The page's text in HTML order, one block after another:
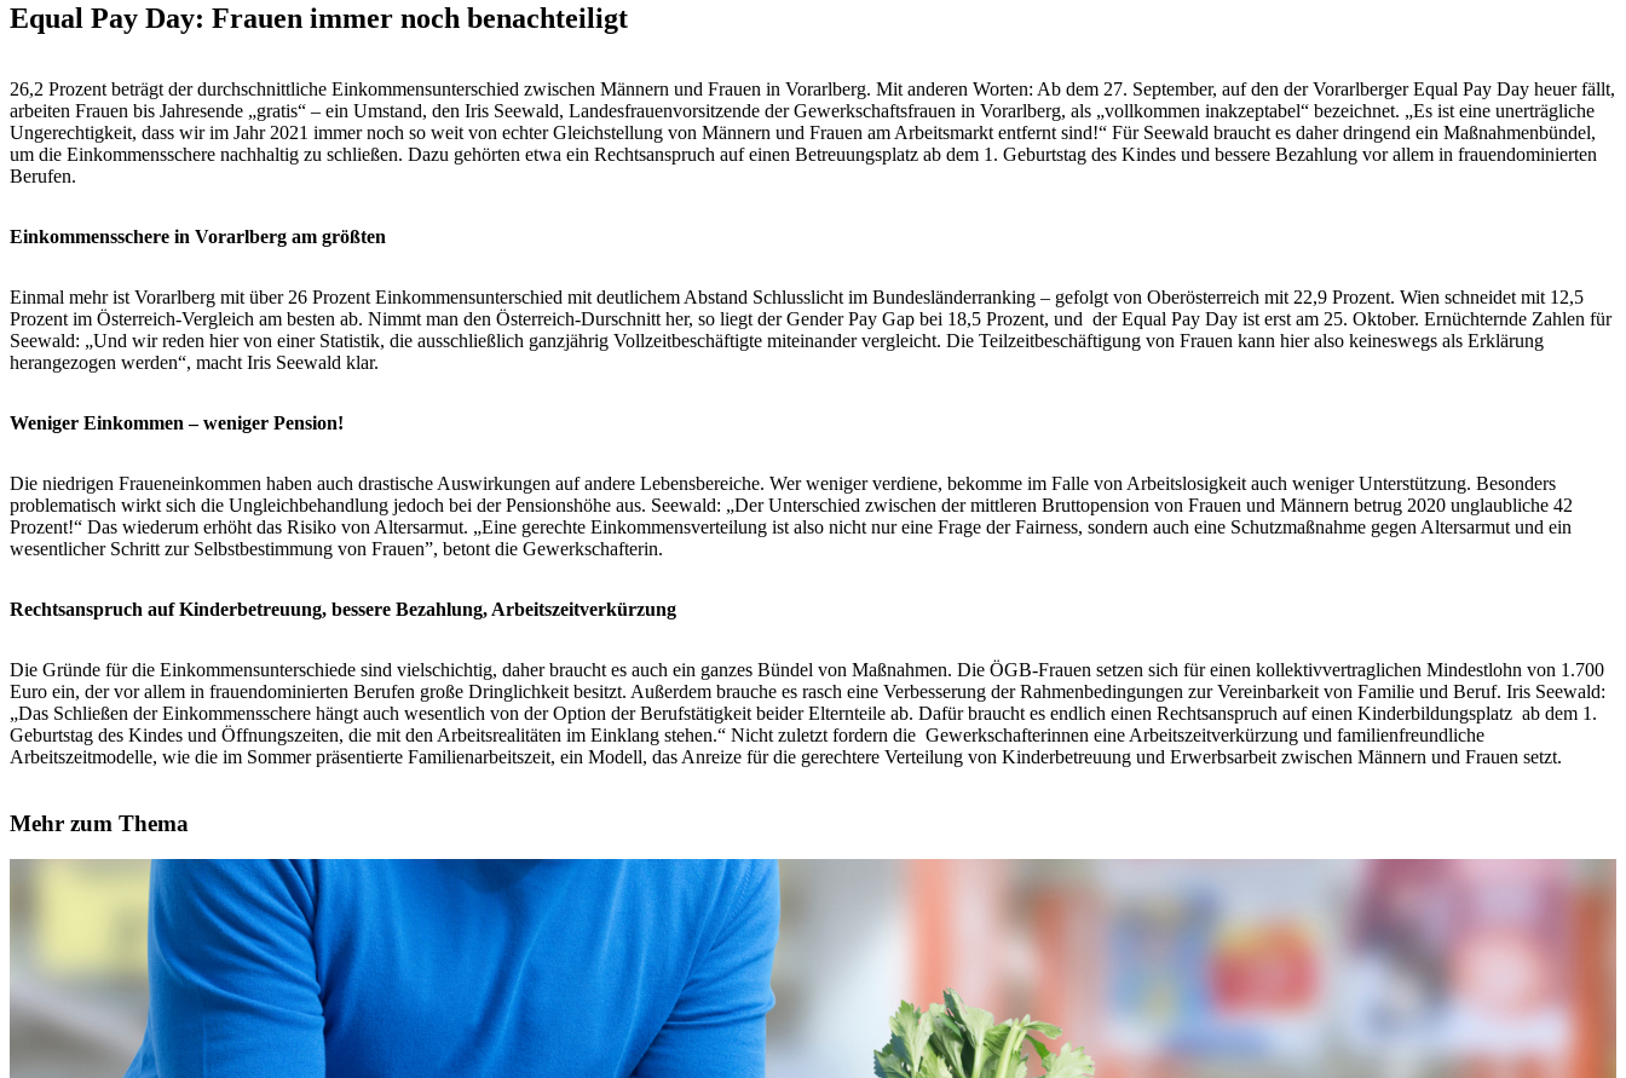
Equal Pay Day: Frauen immer noch benachteiligt
26,2 Prozent beträgt der durchschnittliche Einkommensunterschied zwischen Männern und Frauen in Vorarlberg. Mit anderen Worten: Ab dem 27. September, auf den der Vorarlberger Equal Pay Day heuer fällt,
arbeiten Frauen bis Jahresende „gratis“ – ein Umstand, den Iris Seewald, Landesfrauenvorsitzende der Gewerkschaftsfrauen in Vorarlberg, als „vollkommen inakzeptabel“ bezeichnet. „Es ist eine unerträgliche
Ungerechtigkeit, dass wir im Jahr 2021 immer noch so weit von echter Gleichstellung von Männern und Frauen am Arbeitsmarkt entfernt sind!“ Für Seewald braucht es daher dringend ein Maßnahmenbündel,
um die Einkommensschere nachhaltig zu schließen. Dazu gehörten etwa ein Rechtsanspruch auf einen Betreuungsplatz ab dem 1. Geburtstag des Kindes und bessere Bezahlung vor allem in frauendominierten
Berufen.
Einkommensschere in Vorarlberg am größten
Einmal mehr ist Vorarlberg mit über 26 Prozent Einkommensunterschied mit deutlichem Abstand Schlusslicht im Bundesländerranking – gefolgt von Oberösterreich mit 22,9 Prozent. Wien schneidet mit 12,5
Prozent im Österreich-Vergleich am besten ab. Nimmt man den Österreich-Durschnitt her, so liegt der Gender Pay Gap bei 18,5 Prozent, und der Equal Pay Day ist erst am 25. Oktober. Ernüchternde Zahlen für
Seewald: „Und wir reden hier von einer Statistik, die ausschließlich ganzjährig Vollzeitbeschäftigte miteinander vergleicht. Die Teilzeitbeschäftigung von Frauen kann hier also keineswegs als Erklärung
herangezogen werden“, macht Iris Seewald klar.
Weniger Einkommen – weniger Pension!
Die niedrigen Fraueneinkommen haben auch drastische Auswirkungen auf andere Lebensbereiche. Wer weniger verdiene, bekomme im Falle von Arbeitslosigkeit auch weniger Unterstützung. Besonders
problematisch wirkt sich die Ungleichbehandlung jedoch bei der Pensionshöhe aus. Seewald: „Der Unterschied zwischen der mittleren Bruttopension von Frauen und Männern betrug 2020 unglaubliche 42
Prozent!“ Das wiederum erhöht das Risiko von Altersarmut. „Eine gerechte Einkommensverteilung ist also nicht nur eine Frage der Fairness, sondern auch eine Schutzmaßnahme gegen Altersarmut und ein
wesentlicher Schritt zur Selbstbestimmung von Frauen”, betont die Gewerkschafterin.
Rechtsanspruch auf Kinderbetreuung, bessere Bezahlung, Arbeitszeitverkürzung
Die Gründe für die Einkommensunterschiede sind vielschichtig, daher braucht es auch ein ganzes Bündel von Maßnahmen. Die ÖGB-Frauen setzen sich für einen kollektivvertraglichen Mindestlohn von 1.700
Euro ein, der vor allem in frauendominierten Berufen große Dringlichkeit besitzt. Außerdem brauche es rasch eine Verbesserung der Rahmenbedingungen zur Vereinbarkeit von Familie und Beruf. Iris Seewald:
„Das Schließen der Einkommensschere hängt auch wesentlich von der Option der Berufstätigkeit beider Elternteile ab. Dafür braucht es endlich einen Rechtsanspruch auf einen Kinderbildungsplatz ab dem 1.
Geburtstag des Kindes und Öffnungszeiten, die mit den Arbeitsrealitäten im Einklang stehen.“ Nicht zuletzt fordern die Gewerkschafterinnen eine Arbeitszeitverkürzung und familienfreundliche
Arbeitszeitmodelle, wie die im Sommer präsentierte Familienarbeitszeit, ein Modell, das Anreize für die gerechtere Verteilung von Kinderbetreuung und Erwerbsarbeit zwischen Männern und Frauen setzt.
Mehr zum Thema